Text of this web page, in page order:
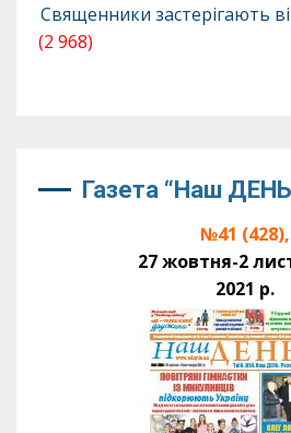
Священники застерігають
(2 968)
Газета “Наш
№41 (428),
27 жовтня-2
2021 р.